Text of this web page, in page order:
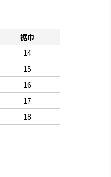
裾巾
14
15
16
17
18